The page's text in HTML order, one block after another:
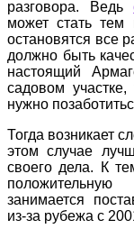
разговора. Ведь
может стать тем
остановятся все
должно быть
настоящий
садовом
нужно
Тогда возникает
этом случае
своего дела. К
занимается
из-за рубежа с